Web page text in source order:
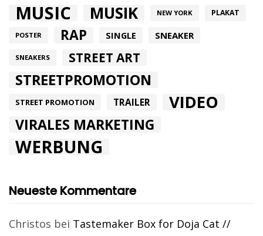
MUSIC MUSIK NEW YORK PLAKAT
POSTER RAP SINGLE SNEAKER
SNEAKERS STREET ART
STREETPROMOTION
STREET PROMOTION TRAILER VIDEO
VIRALES MARKETING
WERBUNG
Neueste Kommentare
Christos bei Tastemaker Box for Doja Cat //